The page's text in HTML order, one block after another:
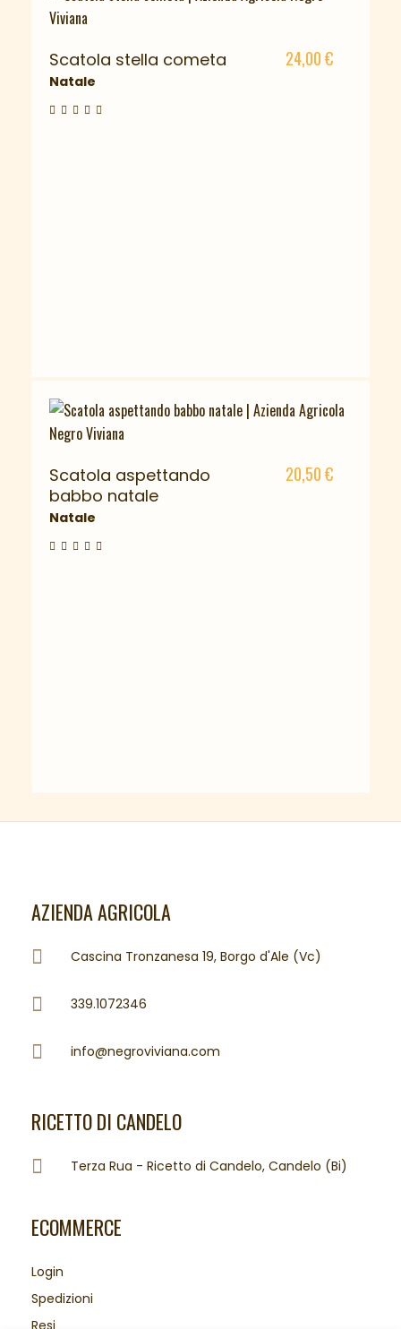
Scatola stella cometa
Natale
24,00€
Scatola aspettando
babbo natale
Natale
20,50€
AZIENDA AGRICOLA
Cascina Tronzanesa 19, Borgo d'Ale (Vc)
339.1072346
info@negroviviana.com
RICETTO DI CANDELO
Terza Rua - Ricetto di Candelo, Candelo (Bi)
ECOMMERCE
Login
Spedizioni